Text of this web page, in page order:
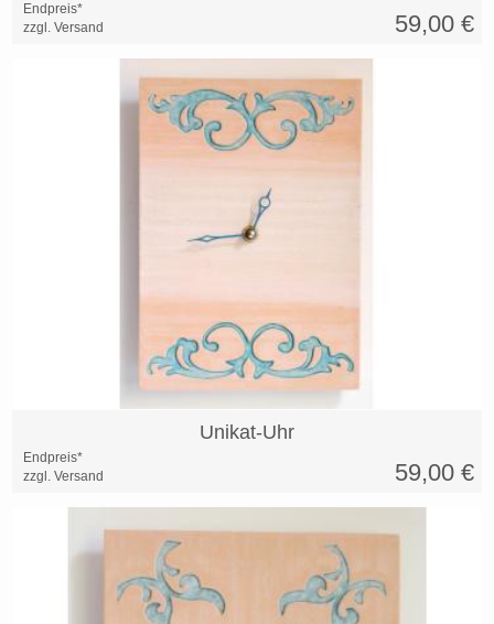
Endpreis*
zzgl. Versand
59,00 €
Unikat-Uhr
Endpreis*
zzgl. Versand
59,00 €